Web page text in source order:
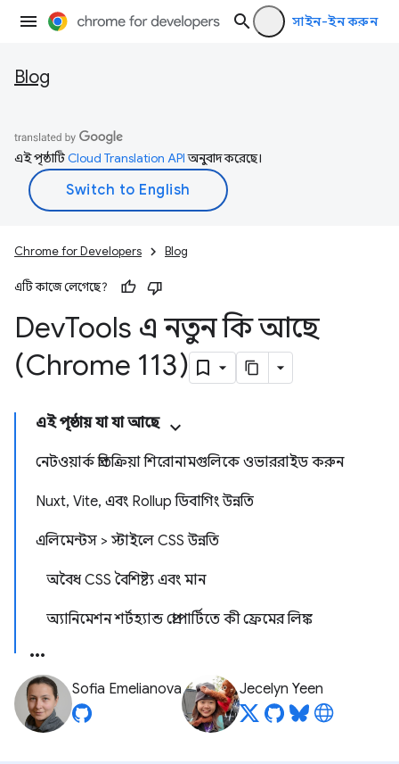
সাইন-ইন করুন
Blog
এই পৃষ্ঠাটিCloud Translation APIঅনুবাদ করেছে।
Chrome for Developers Blog
এটি কাজে লেগেছে?
DevTools এ নতুন কি আছে
(Chrome 113)
এই পৃষ্ঠায় যা যা আছে
নেটওয়ার্ক প্রতিক্রিয়া শিরোনামগুলিকে ওভাররাইড করুন
Nuxt, Vite, এবং Rollup ডিবাগিং উন্নতি
এলিমেন্টস > স্টাইলে CSS উন্নতি
অবৈধ CSS বৈশিষ্ট্য এবং মান
অ্যানিমেশন শর্টহ্যান্ড প্রোপার্টিতে কী ফ্রেমের লিঙ্ক
Sofia Emelianova Jecelyn Yeen